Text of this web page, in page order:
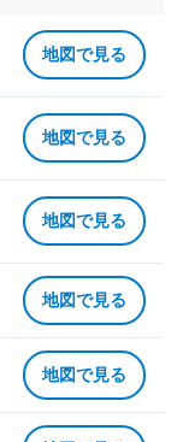
地図で見る
地図で見る
地図で見る
地図で見る
地図で見る